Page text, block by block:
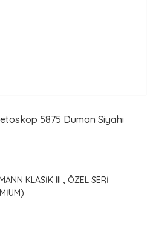
5875 Duman Siyahı
KLASİK III ,ÖZEL SERİ